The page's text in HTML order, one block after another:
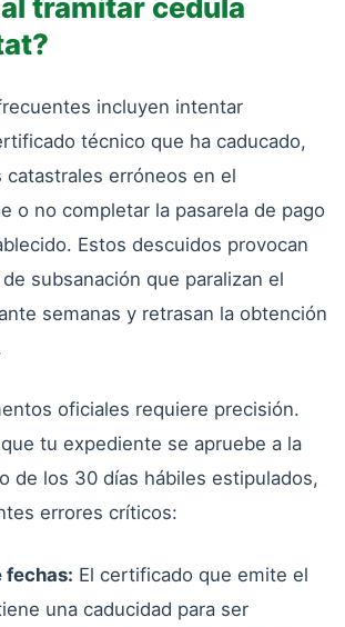
tramitar cedula
incluyen intentar
técnico que ha caducado,
catastrales erróneos en el
o no completar la pasarela de pago
Estos descuidos provocan
subsanación que paralizan el
semanas y retrasan la obtención
oficiales requiere precisión.
tu expediente se apruebe a la
de los 30 días hábiles estipulados,
errores críticos:
fechas: El certificado que emite el
una caducidad para ser